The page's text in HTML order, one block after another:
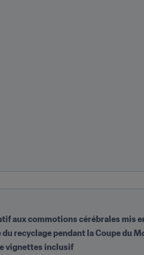
aux commotions cérébrales mis
recyclage pendant la Coupe du
vignettes inclusif